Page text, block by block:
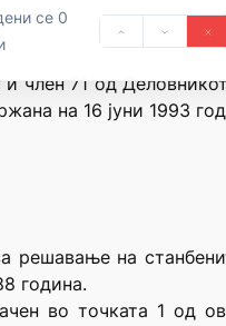
се 0
член 71 од
на 16 јуни 1993
решавање на
година.
во точката 1 од